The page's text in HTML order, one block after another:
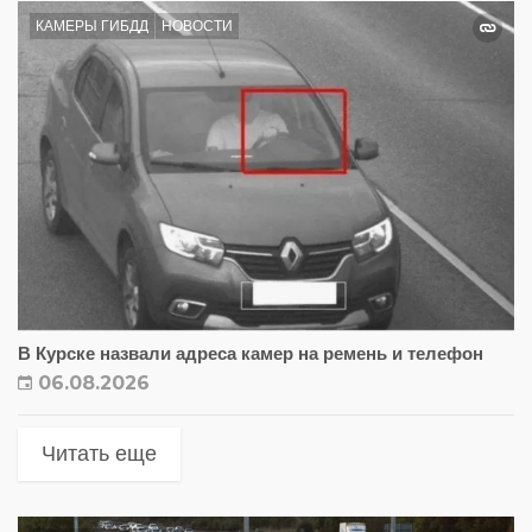
КАМЕРЫ ГИБДД НОВОСТИ
В Курске назвали адреса камер на ремень и телефон
06.08.2026
Читать еще